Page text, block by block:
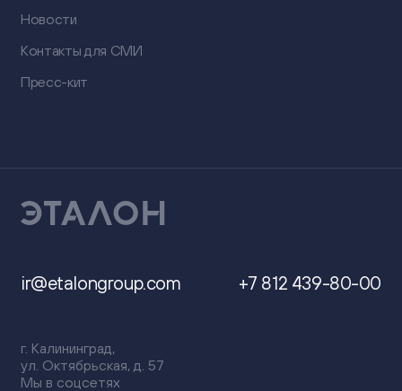
ir@etalongroup.com +7 812 439-80-00
г. Калининград,
ул. Октябрьская, д. 57
Мы в соцсетях
Новости
Контакты для СМИ
Пресс-кит